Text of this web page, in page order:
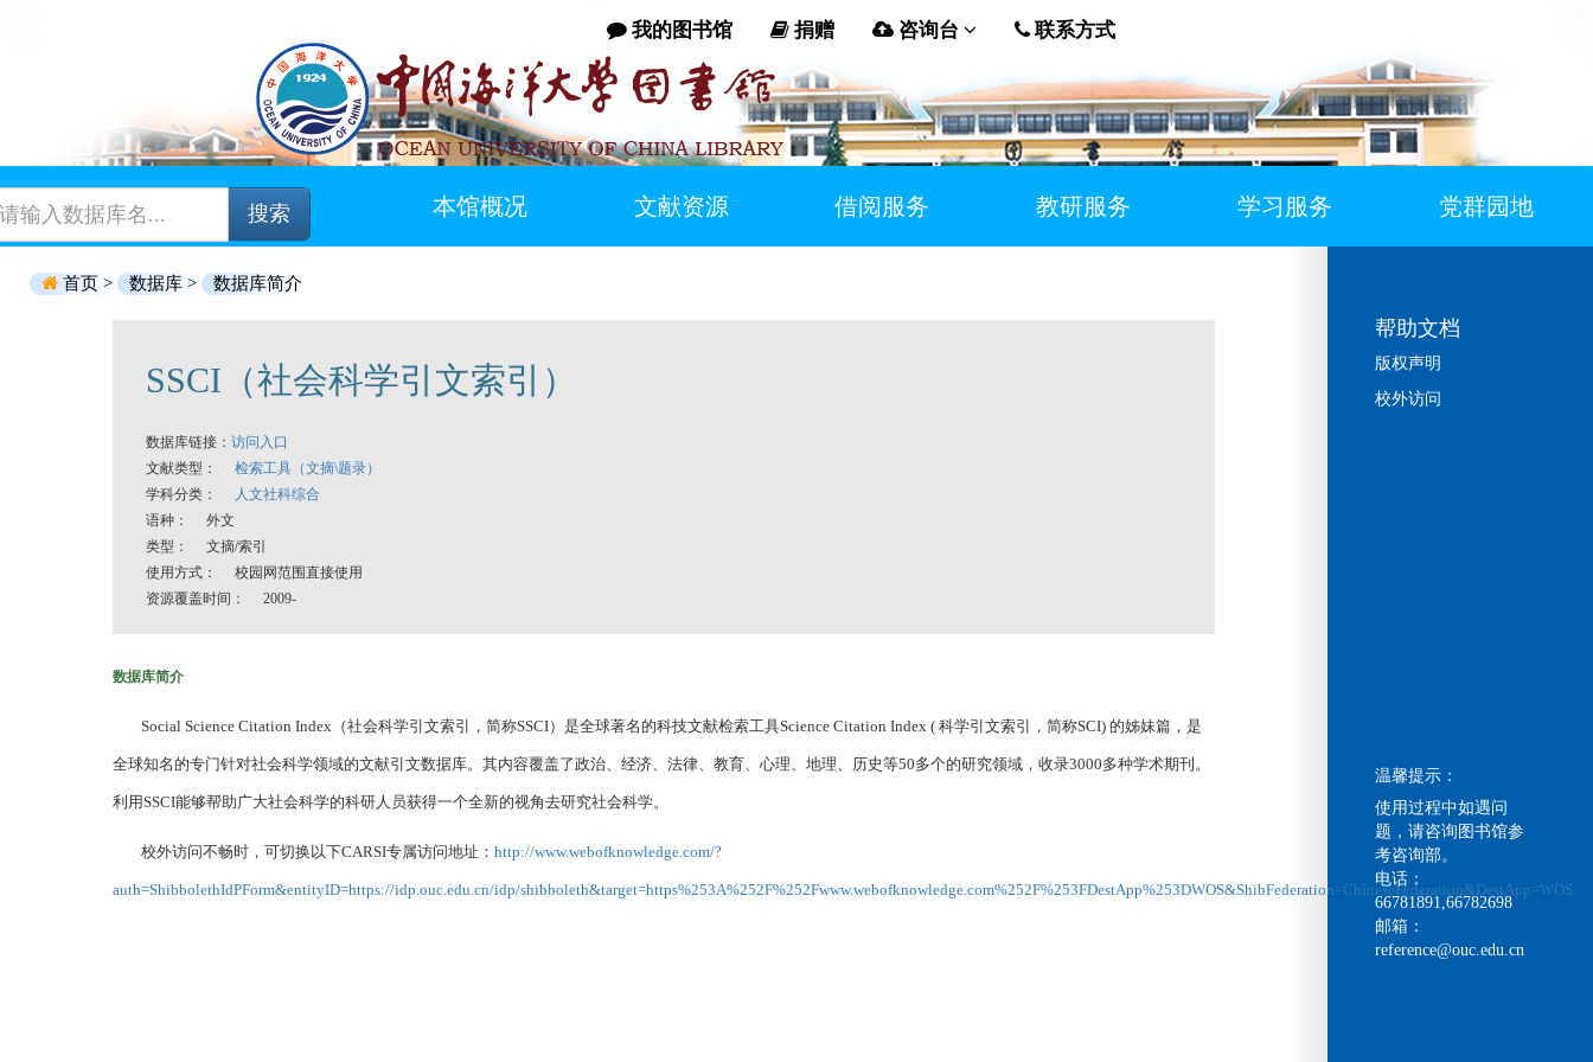
我的图书馆 捐赠 咨询台 联系方式
搜索 本馆概况 文献资源 借阅服务 教研服务 学习服务 党群园地
首页 > 数据库 > 数据库简介
SSCI（社会科学引文索引）
数据库链接： 访问入口
文献类型： 检索工具（文摘\题录）
学科分类：
人文社科综合
语种： 外文
类型： 文摘/索引
使用方式： 校园网范围直接使用
资源覆盖时间： 2009-
数据库简介
Social Science Citation Index（社会科学引文索引，简称SSCI）是全球著名的科技文献检索工具Science Citation Index ( 科学引文索引，简称SCI) 的姊妹篇，是
全球知名的专门针对社会科学领域的文献引文数据库。其内容覆盖了政治、经济、法律、教育、心理、地理、历史等50多个的研究领域，收录3000多种学术期刊。
利用SSCI能够帮助广大社会科学的科研人员获得一个全新的视角去研究社会科学。
校外访问不畅时，可切换以下CARSI专属访问地址： http://www.webofknowledge.com/?
auth=ShibbolethIdPForm&entityID=https://idp.ouc.edu.cn/idp/shibboleth&target=https%253A%252F%252Fwww.webofknowledge.com%252F%253FDestApp%253DWOS&ShibFederation=ChineseFederation&DestApp=WOS
帮助文档
版权声明
校外访问
温馨提示：
使用过程中如遇问
题，请咨询图书馆参
考咨询部。
电话：
66781891,66782698
邮箱：
reference@ouc.edu.cn